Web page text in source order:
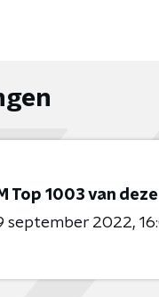
Top 1003 van
september 2022